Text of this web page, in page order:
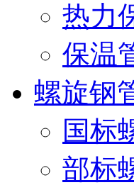
热力
保温
螺旋钢
国标
部标